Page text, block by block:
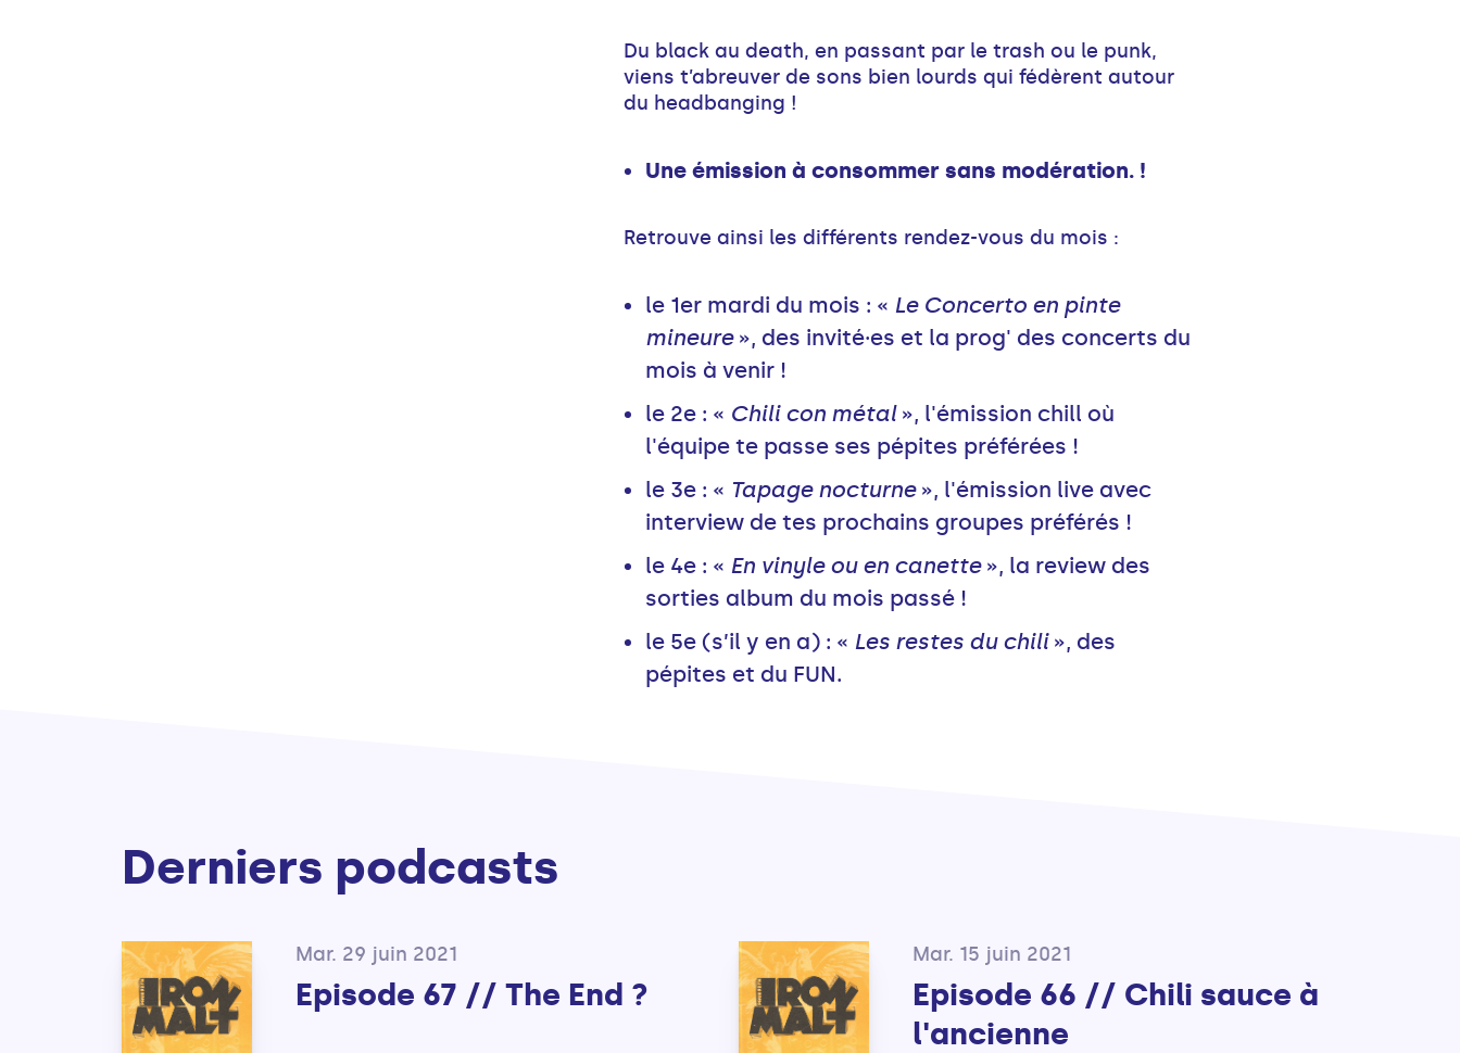
Du black au death, en passant par le trash ou le punk,
viens t’abreuver de sons bien lourds qui fédèrent autour
du headbanging !
Une émission à consommer sans modération. !
Retrouve ainsi les différents rendez-vous du mois :
le 1er mardi du mois : « Le Concerto en pinte
mineure», des invité·es et la prog' des concerts du
mois à venir !
le 2e : « Chili con métal», l'émission chill où
l'équipe te passe ses pépites préférées !
le 3e : « Tapage nocturne», l'émission live avec
interview de tes prochains groupes préférés !
le 4e : « En vinyle ou en canette», la review des
sorties album du mois passé !
le 5e (s’il y en a) : « Les restes du chili», des
pépites et du FUN.
Derniers podcasts
Mar. 29 juin 2021
Episode 67 // The End ?
Mar. 15 juin 2021
Episode 66 // Chili sauce à
l'ancienne